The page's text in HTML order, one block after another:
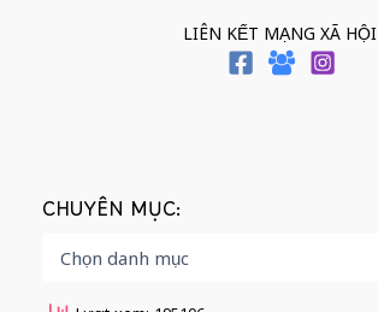
LIÊN KẾT MẠNG XÃ HỘI
CHUYÊN MỤC: